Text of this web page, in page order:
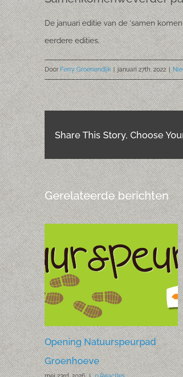
De januari editie van de ‘samen
eerdere edities.
DoorFerry Groenendijk | januari 27th, 2022 |
Share This Story, Choose
Gerelateerde berichten
Opening Natuurspeurpad
Groenhoeve